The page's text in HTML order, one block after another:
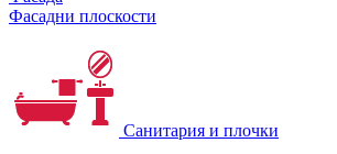
Фасадни плоскости
Санитария и плочки